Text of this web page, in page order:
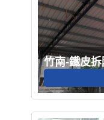
竹南-鐵皮拆